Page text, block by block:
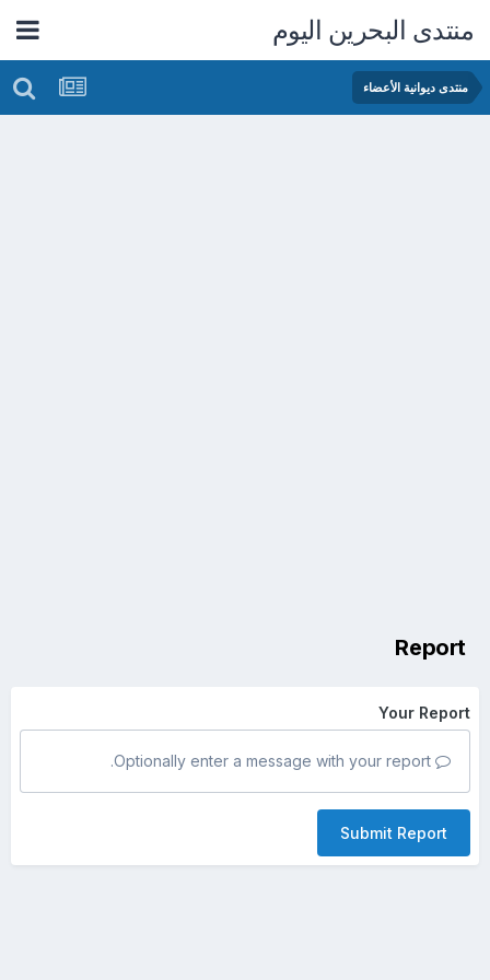
منتدى البحرين اليوم
منتدى ديوانية الأعضاء
Report
Your Report
Submit Report